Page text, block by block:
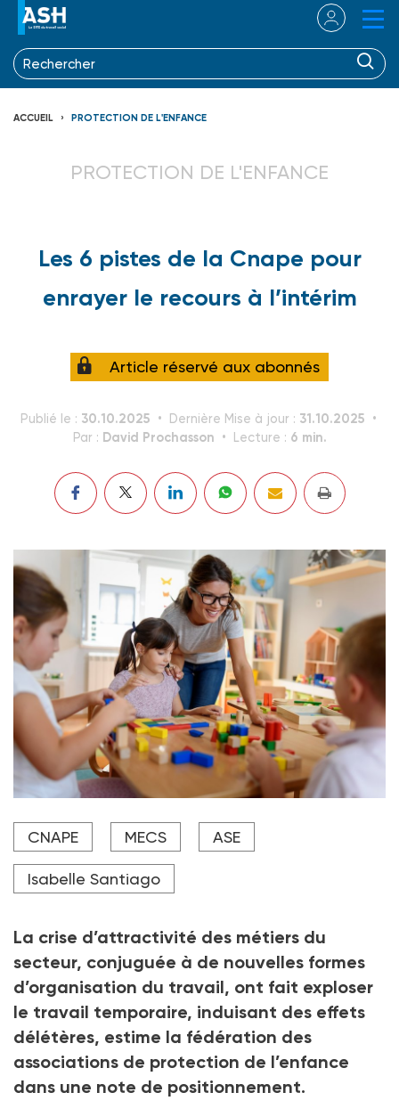
ACCUEIL PROTECTION DE L'ENFANCE
PROTECTION DE L'ENFANCE
Les 6 pistes de la Cnape pour
enrayer le recours à l’intérim
Article réservé aux abonnés
Publié le : 30.10.2025 Dernière Mise à jour : 31.10.2025
Par : David Prochasson Lecture : 6 min.
La Cnape, qui veut mieux encadrer le recours à
l'intérim en protection de l'enfance, fixe pour
Crédit photo lordn - stock.adobe.com
CNAPE MECS ASE
Isabelle Santiago
La crise d’attractivité des métiers du
secteur, conjuguée à de nouvelles formes
d’organisation du travail, ont fait exploser
le travail temporaire, induisant des effets
délétères, estime la fédération des
associations de protection de l’enfance
dans une note de positionnement.